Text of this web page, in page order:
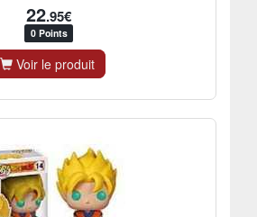
22.95€
0 Points
Voir le produit